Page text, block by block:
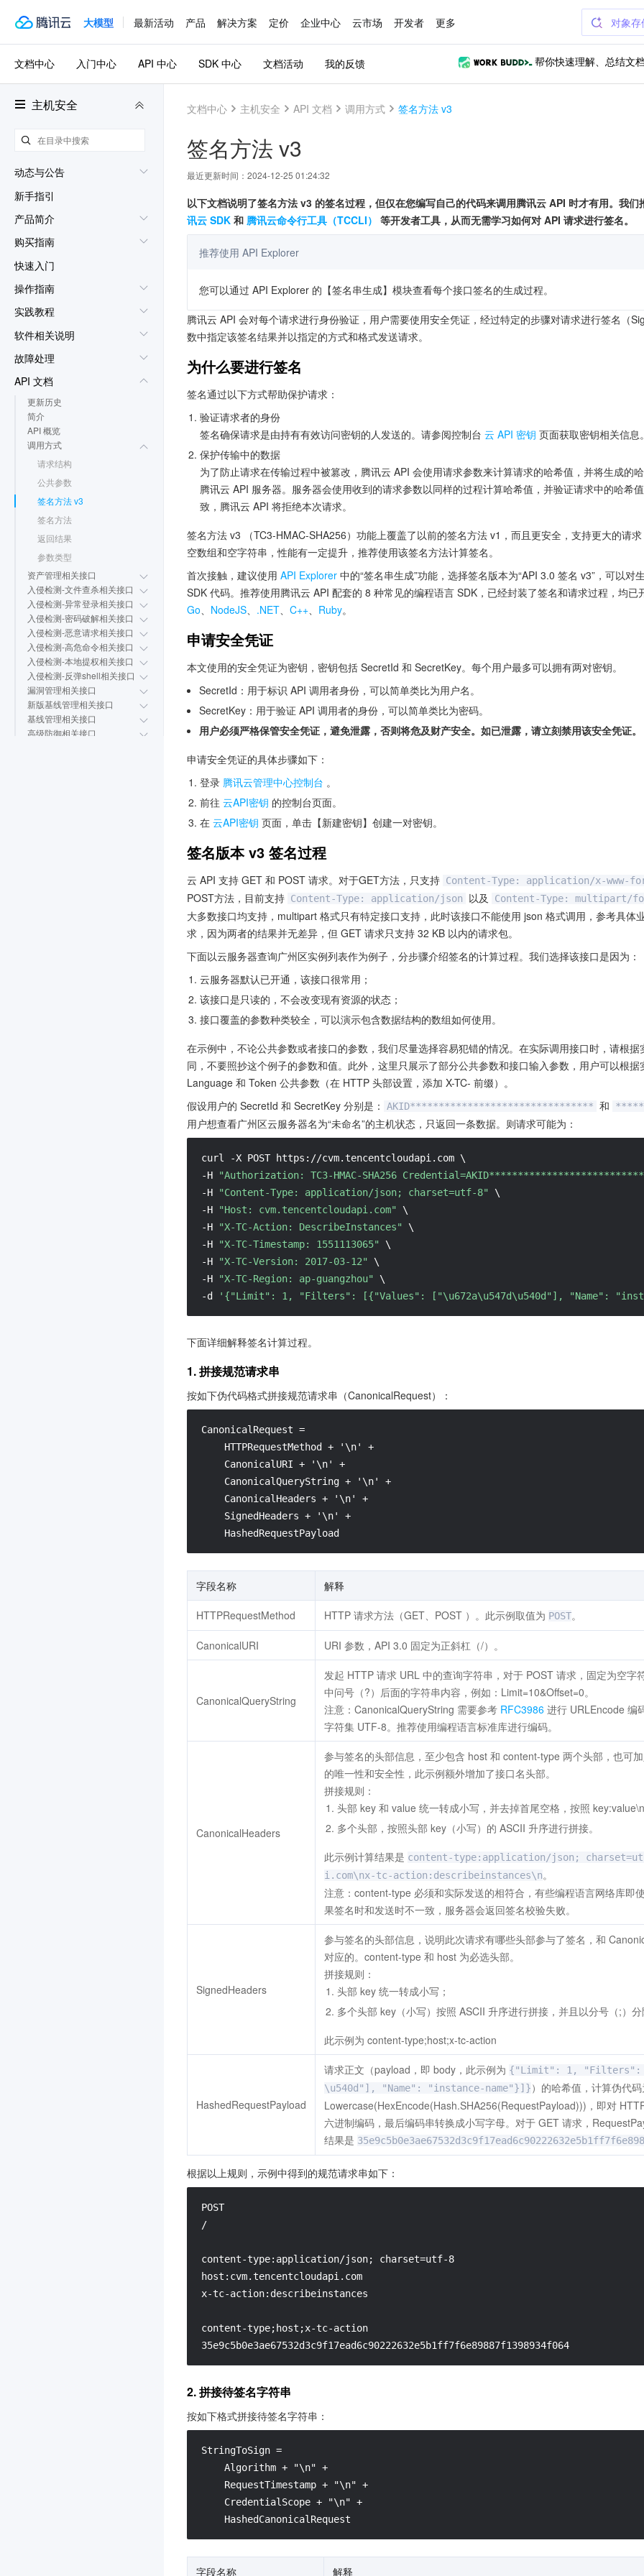
大模型 最新活动 产品 解决方案 定价 企业中心 云市场 开发者 更多 对象存
主机安全
动态与公告
新手指引
产品简介
购买指南
快速入门
操作指南
实践教程
软件相关说明
故障处理
API 文档
更新历史
简介
API 概览
调用方式
请求结构
公共参数
签名方法 v3
签名方法
返回结果
参数类型
资产管理相关接口
入侵检测-文件查杀相关接口
入侵检测-异常登录相关接口
入侵检测-密码破解相关接口
入侵检测-恶意请求相关接口
入侵检测-高危命令相关接口
入侵检测-本地提权相关接口
入侵检测-反弹shell相关接口
漏洞管理相关接口
新版基线管理相关接口
基线管理相关接口
高级防御相关接口
文档中心 入门中心 API 中心 SDK 中心 文档活动 我的反馈 帮你快速理解、总结文档
文档中心 主机安全 API 文档 调用方式 签名方法 v3
签名方法 v3
最近更新时间： 2024-12-25 01:24:32
以下文档说明了签名方法 v3 的签名过程，但仅在您编写自己的代码来调用腾讯云 API 时才有用。我们
讯云 SDK 和 腾讯云命令行工具（TCCLI） 等开发者工具，从而无需学习如何对 API 请求进行签名。
推荐使用 API Explorer
您可以通过 API Explorer 的【签名串生成】模块查看每个接口签名的生成过程。
腾讯云 API 会对每个请求进行身份验证，用户需要使用安全凭证，经过特定的步骤对请求进行签名（
数中指定该签名结果并以指定的方式和格式发送请求。
为什么要进行签名
签名通过以下方式帮助保护请求：
验证请求者的身份
签名确保请求是由持有有效访问密钥的人发送的。请参阅控制台 云 API 密钥 页面获取密钥相关信息。
保护传输中的数据
为了防止请求在传输过程中被篡改，腾讯云 API 会使用请求参数来计算请求的哈希值，并将生成的
腾讯云 API 服务器。服务器会使用收到的请求参数以同样的过程计算哈希值，并验证请求中的哈希
致，腾讯云 API 将拒绝本次请求。
签名方法 v3 （TC3-HMAC-SHA256）功能上覆盖了以前的签名方法 v1，而且更安全，支持更大的请
空数组和空字符串，性能有一定提升，推荐使用该签名方法计算签名。
首次接触，建议使用 API Explorer 中的“签名串生成”功能，选择签名版本为“API 3.0 签名 v3”，可以
SDK 代码。推荐使用腾讯云 API 配套的 8 种常见的编程语言 SDK，已经封装了签名和请求过程，均已
Go、 NodeJS、 .NET、 C++、 Ruby。
申请安全凭证
本文使用的安全凭证为密钥，密钥包括 SecretId 和 SecretKey。每个用户最多可以拥有两对密钥。
SecretId：用于标识 API 调用者身份，可以简单类比为用户名。
SecretKey：用于验证 API 调用者的身份，可以简单类比为密码。
用户必须严格保管安全凭证，避免泄露，否则将危及财产安全。如已泄露，请立刻禁用该安全凭证。
申请安全凭证的具体步骤如下：
登录 腾讯云管理中心控制台 。
前往 云API密钥 的控制台页面。
在 云API密钥 页面，单击【新建密钥】创建一对密钥。
签名版本 v3 签名过程
云 API 支持 GET 和 POST 请求。对于GET方法，只支持 Content-Type: application/x-www-
POST方法，目前支持 Content-Type: application/json 以及 Content-Type: multipart/
大多数接口均支持，multipart 格式只有特定接口支持，此时该接口不能使用 json 格式调用，参考具体
求，因为两者的结果并无差异，但 GET 请求只支持 32 KB 以内的请求包。
下面以云服务器查询广州区实例列表作为例子，分步骤介绍签名的计算过程。我们选择该接口是因为：
云服务器默认已开通，该接口很常用；
该接口是只读的，不会改变现有资源的状态；
接口覆盖的参数种类较全，可以演示包含数据结构的数组如何使用。
在示例中，不论公共参数或者接口的参数，我们尽量选择容易犯错的情况。在实际调用接口时，请根
同，不要照抄这个例子的参数和值。此外，这里只展示了部分公共参数和接口输入参数，用户可以根
Language 和 Token 公共参数（在 HTTP 头部设置，添加 X-TC- 前缀）。
假设用户的 SecretId 和 SecretKey 分别是：
AKID******************************** 和
用户想查看广州区云服务器名为“未命名”的主机状态，只返回一条数据。则请求可能为：
curl -X POST https://cvm.tencentcloudapi.com \
-H
"Authorization: TC3-HMAC-SHA256
-H
"Content-Type: application/json; charset=utf-8"
\
-H
"Host: cvm.tencentcloudapi.com"
\
-H
"X-TC-Action: DescribeInstances"
\
-H
"X-TC-Timestamp: 1551113065"
\
-H
"X-TC-Version: 2017-03-12"
\
-H
"X-TC-Region: ap-guangzhou"
\
-d
'{"Limit": 1, "Filters": [{"Values": ["\u672a\u547d\u540d"], "Name":
下面详细解释签名计算过程。
1. 拼接规范请求串
按如下伪代码格式拼接规范请求串（CanonicalRequest）：
CanonicalRequest =
    HTTPRequestMethod + '\n' +
    CanonicalURI + '\n' +
    CanonicalQueryString + '\n' +
    CanonicalHeaders + '\n' +
    SignedHeaders + '\n' +
    HashedRequestPayload
字段名称 解释
HTTPRequestMethod HTTP 请求方法（GET、POST ）。此示例取值为 POST。
CanonicalURI URI 参数，API 3.0 固定为正斜杠（/）。
CanonicalQueryString
发起 HTTP 请求 URL 中的查询字符串，对于 POST 请求，固定为空字
中问号（?）后面的字符串内容，例如：Limit=10&Offset=0。
注意：CanonicalQueryString 需要参考 RFC3986 进行 URLEncode 编
字符集 UTF-8。推荐使用编程语言标准库进行编码。
CanonicalHeaders
参与签名的头部信息，至少包含 host 和 content-type 两个头部，也可
的唯一性和安全性，此示例额外增加了接口名头部。
拼接规则：
头部 key 和 value 统一转成小写，并去掉首尾空格，按照
多个头部，按照头部 key（小写）的 ASCII 升序进行拼接。
此示例计算结果是 content-type:application/json;
i.com\nx-tc-action:describeinstances\n。
注意：content-type 必须和实际发送的相符合，有些编程语言网络库即
果签名时和发送时不一致，服务器会返回签名校验失败。
SignedHeaders
参与签名的头部信息，说明此次请求有哪些头部参与了签名，和
对应的。content-type 和 host 为必选头部。
拼接规则：
头部 key 统一转成小写；
多个头部 key（小写）按照 ASCII 升序进行拼接，并且以分号（;）分
此示例为 content-type;host;x-tc-action
HashedRequestPayload
请求正文（payload，即 body，此示例为 {"Limit": 1, "Filters":
\u540d"], "Name": "instance-name"}]}）的哈希值，计算伪代码
Lowercase(HexEncode(Hash.SHA256(RequestPayload)))，即对
六进制编码，最后编码串转换成小写字母。对于 GET 请求，
结果是
根据以上规则，示例中得到的规范请求串如下：
POST
/
content-type:application/json; charset=utf-8
host:cvm.tencentcloudapi.com
x-tc-action:describeinstances
content-type;host;x-tc-action
35e9c5b0e3ae67532d3c9f17ead6c90222632e5b1ff7f6e89887f1398934f064
2. 拼接待签名字符串
按如下格式拼接待签名字符串：
StringToSign =
    Algorithm + "\n" +
    RequestTimestamp + "\n" +
    CredentialScope + "\n" +
    HashedCanonicalRequest
字段名称 解释